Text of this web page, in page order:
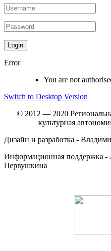
Error
You are not
Switch to Desktop Version
© 2012 — 2020
культурная
Дизайн и разработка -
Информационная поддержка -
Первушкина